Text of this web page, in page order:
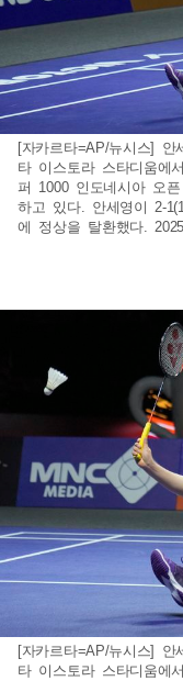
[자카르타=AP/뉴시스] 안
타 이스토라 스타디움에
퍼 1000 인도네시아 오
하고 있다. 안세영이 2-
에 정상을 탈환했다.
[자카르타=AP/뉴시스] 안
타 이스토라 스타디움에